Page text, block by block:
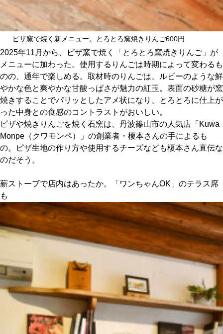
ピザ窯で焼く新メニュー。とろとろ窯焼きりんご600円
2025年11月から、ピザ窯で焼く「とろとろ窯焼きりんご」が
メニューに加わった。使用するりんごは時期によって変わるも
のの、通年で楽しめる。取材時のりんごは、ルビーのような鮮
やかな色と爽やかな甘酸っぱさが魅力の紅玉。表面の砂糖が窯
焼きすることでパリッとしたアメ状になり、とろとろに仕上が
った中身との食感のコントラストがおいしい。
ピザや焼きりんごを焼く石窯は、丹波篠山市の人気店「Kuwa
Monpe（クワモンペ）」の創業者・榎本さんの手によるも
の。ピザ生地の作り方や使用するチーズなども榎本さん直伝な
のだそう。
薪ストーブで店内はあったか。「ワンちゃんOK」のテラス席
も